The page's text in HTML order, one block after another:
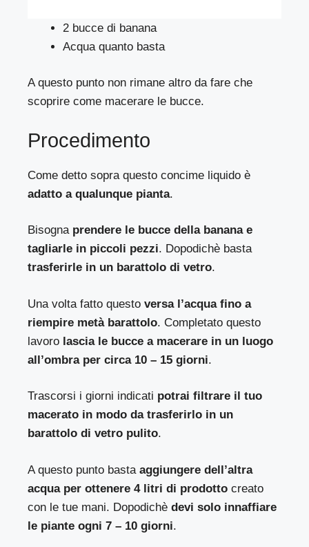
2 bucce di banana
Acqua quanto basta
A questo punto non rimane altro da fare che
scoprire come macerare le bucce.
Procedimento
Come detto sopra questo concime liquido è
adatto a qualunque pianta.
Bisogna prendere le bucce della banana e
tagliarle in piccoli pezzi. Dopodichè basta
trasferirle in un barattolo di vetro.
Una volta fatto questo versa l’acqua fino a
riempire metà barattolo. Completato questo
lavoro lascia le bucce a macerare in un luogo
all’ombra per circa 10 – 15 giorni.
Trascorsi i giorni indicati potrai filtrare il tuo
macerato in modo da trasferirlo in un
barattolo di vetro pulito.
A questo punto bastaaggiungere dell’altra
acqua per ottenere 4 litri di prodotto creato
con le tue mani. Dopodichè devi solo innaffiare
le piante ogni 7 – 10 giorni.